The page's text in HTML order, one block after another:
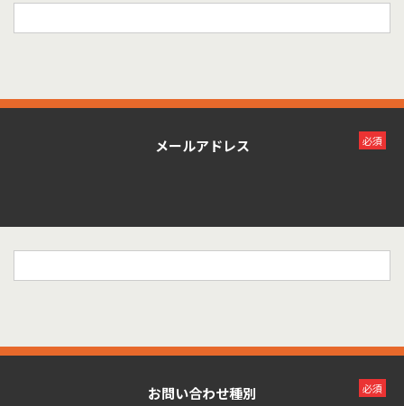
メールアドレス 必須
お問い合わせ種別 必須